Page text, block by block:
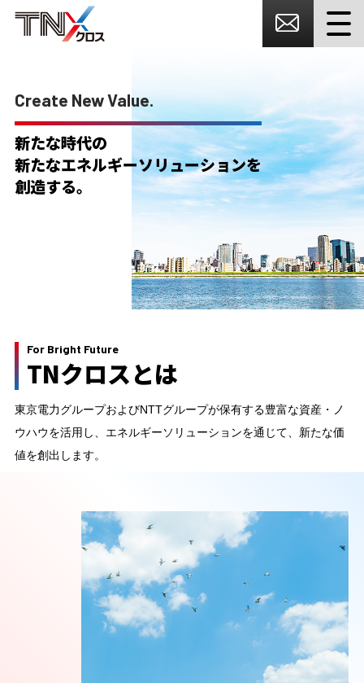
Create New Value.
新たな時代の
新たなエネルギーソリューションを
創造する。
For Bright Future
TNクロスとは
東京電力グループおよびNTTグループが保有する豊富な資産・ノ
ウハウを活用し、エネルギーソリューションを通じて、新たな価
値を創出します。